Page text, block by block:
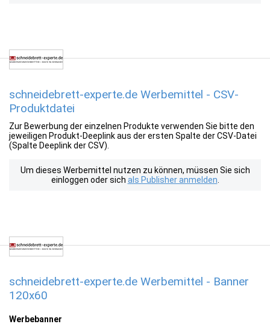
schneidebrett-experte.de Werbemittel - CSV-
Produktdatei
Zur Bewerbung der einzelnen Produkte verwenden Sie bitte den
jeweiligen Produkt-Deeplink aus der ersten Spalte der CSV-Datei
(Spalte Deeplink der CSV).
Um dieses Werbemittel nutzen zu können, müssen Sie sich
einloggen oder sich als Publisher anmelden
schneidebrett-experte.de Werbemittel - Banner
120x60
Werbebanner